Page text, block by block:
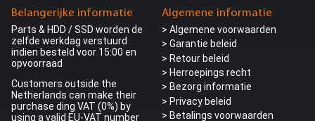
Belangerijke informatie
Parts & HDD / SSD worden de
zelfde werkdag verstuurd
indien besteld voor 15:00 en
opvoorraad
Customers outside the
Netherlands can make their
purchase ding VAT (0%) by
using a valid EU-VAT number
Algemene informatie
> Algemene voorwaarden
> Garantie beleid
> Retour beleid
> Herroepings recht
> Bezorg informatie
> Privacy beleid
> Betalings voorwaarden